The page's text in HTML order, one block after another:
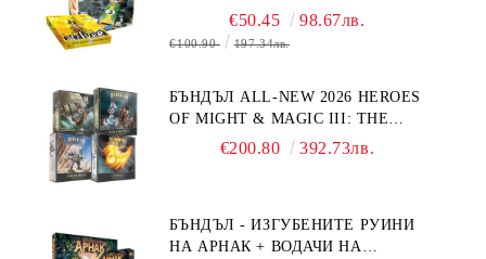
€50.45 98.67лв.
€100.90 197.34лв.
БЪНДЪЛ ALL-NEW 2026 HEROES
OF MIGHT & MAGIC III: THE
BOARD GAME EXPANSIONS -
€200.80 392.73лв.
БЪНДЪЛ - ИЗГУБЕНИТЕ РУИНИ
НА АРНАК + ВОДАЧИ НА